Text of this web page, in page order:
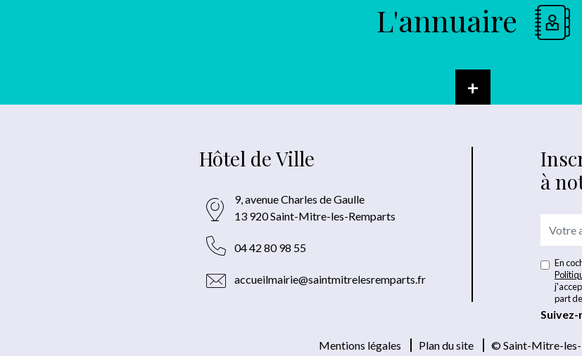
L'annuaire
+
Hôtel de Ville
9, avenue Charles de Gaulle
13 920 Saint-Mitre-les-Remparts
04 42 80 98 55
accueilmairie@saintmitrelesremparts.fr
à
En
part
Suivez-
Mentions légales Plan du site © Saint-Mitre-les-